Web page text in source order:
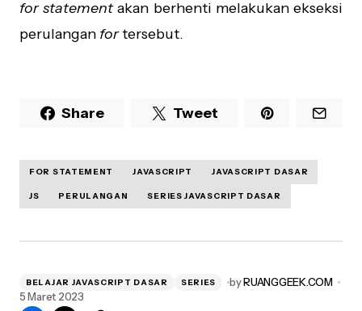
for statementakan berhenti melakukan ekseksi
perulangan fortersebut.
Share Tweet
FOR STATEMENT JAVASCRIPT JAVASCRIPT DASAR
JS PERULANGAN SERIES JAVASCRIPT DASAR
BELAJAR JAVASCRIPT DASAR SERIES byRUANGGEEK.COM
5 Maret 2023